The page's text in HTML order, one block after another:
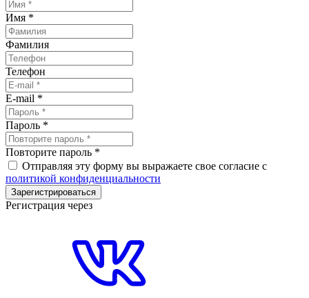
Имя *
Фамилия
Телефон
E-mail *
Пароль *
Повторите пароль *
Отправляя эту форму вы выражаете свое согласие с
политикой конфиденциальности
Зарегистрироваться
Регистрация через